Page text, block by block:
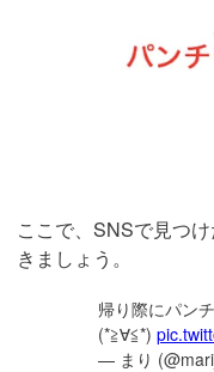
ここで、SNSで見つ
きましょう。
帰り際にパン
(*≧∀≦*)
— まり